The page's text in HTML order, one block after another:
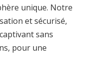
unique. Notre
et sécurisé,
sans
pour une